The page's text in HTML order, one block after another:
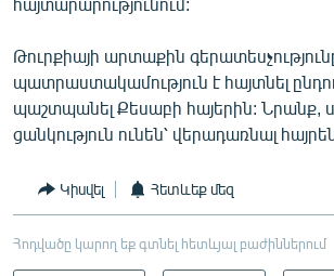
Թուրքիայի արտաքին
պատրաստակամություն է հայտնել
պաշտպանել Քեսաբի հայերին: Նրանք,
ցանկություն ունեն՝ վերադառնալ
Կիսվել Հետևեք մեզ
Հոդվածը կարող եք գտնել հետևյալ բաժիններում